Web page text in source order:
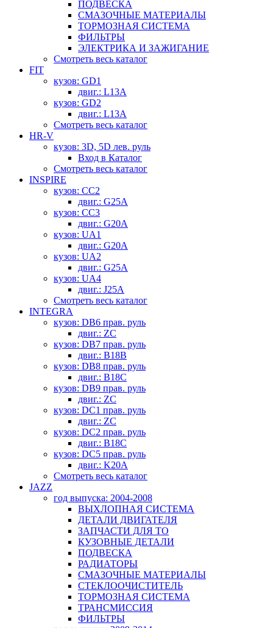
ПОДВЕСКА
СМАЗОЧНЫЕ МАТЕРИАЛЫ
ТОРМОЗНАЯ СИСТЕМА
ФИЛЬТРЫ
ЭЛЕКТРИКА И ЗАЖИГАНИЕ
Смотреть весь каталог
FIT
кузов: GD1
двиг.: L13A
кузов: GD2
двиг.: L13A
Смотреть весь каталог
HR-V
кузов: 3D, 5D лев. руль
Вход в Каталог
Смотреть весь каталог
INSPIRE
кузов: CC2
двиг.: G25A
кузов: CC3
двиг.: G20A
кузов: UA1
двиг.: G20A
кузов: UA2
двиг.: G25A
кузов: UA4
двиг.: J25A
Смотреть весь каталог
INTEGRA
кузов: DB6 прав. руль
двиг.: ZC
кузов: DB7 прав. руль
двиг.: B18B
кузов: DB8 прав. руль
двиг.: B18C
кузов: DB9 прав. руль
двиг.: ZC
кузов: DC1 прав. руль
двиг.: ZC
кузов: DC2 прав. руль
двиг.: B18C
кузов: DC5 прав. руль
двиг.: K20A
Смотреть весь каталог
JAZZ
год выпуска: 2004-2008
ВЫХЛОПНАЯ СИСТЕМА
ДЕТАЛИ ДВИГАТЕЛЯ
ЗАПЧАСТИ ДЛЯ ТО
КУЗОВНЫЕ ДЕТАЛИ
ПОДВЕСКА
РАДИАТОРЫ
СМАЗОЧНЫЕ МАТЕРИАЛЫ
СТЕКЛООЧИСТИТЕЛЬ
ТОРМОЗНАЯ СИСТЕМА
ТРАНСМИССИЯ
ФИЛЬТРЫ